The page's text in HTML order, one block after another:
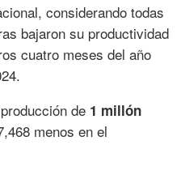
considerando todas
bajaron su productividad
cuatro meses del año
de 1 millón
menos en el